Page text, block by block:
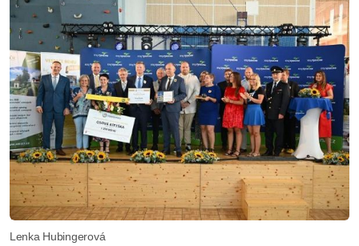
Lenka Hubingerová